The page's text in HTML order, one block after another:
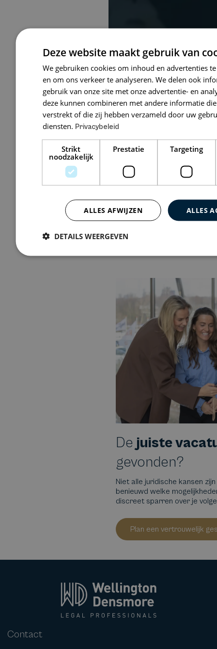
Berg Jeths
Beemdstraat
Bekijk 0 vacatures
De juiste
gevonden?
Niet alle juridische kansen
benieuwd welke
discreet sparren over je
Plan een vertrouwelijk
Contact
Deze website maakt gebruik van
We gebruiken cookies om inhoud en advertenties
en om ons verkeer te analyseren. We delen ook
gebruik van onze site met onze advertentie- en
deze kunnen combineren met andere informatie
verstrekt of die zij hebben verzameld door uw
diensten. Privacybeleid
Strikt
noodzakelijk
Prestatie Targeting
ALLES
ALLES AFWIJZEN
DETAILS WEERGEVEN